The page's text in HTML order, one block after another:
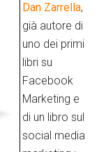
Dan Zarrella,
già autore di
uno dei primi
libri su
Facebook
Marketing e
di un libro sul
social media